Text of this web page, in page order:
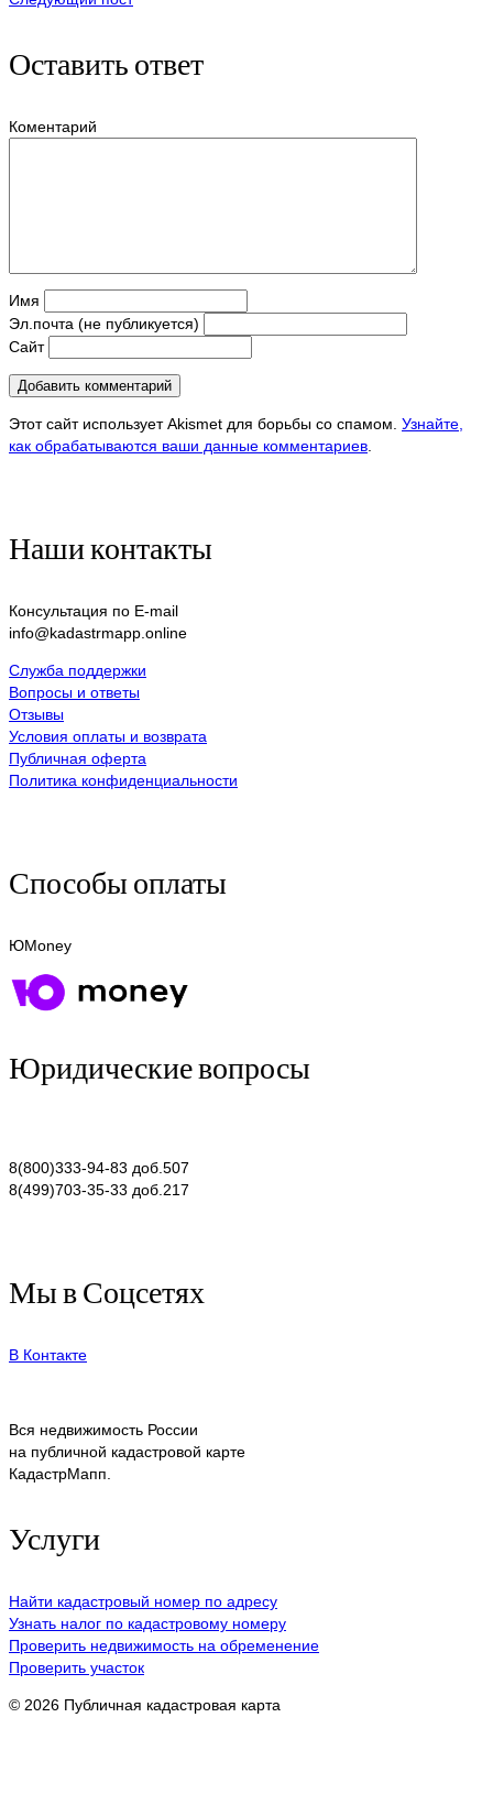
Оставить ответ
Коментарий
Имя
Эл.почта (не публикуется)
Сайт
Этот сайт использует Akismet для борьбы со спамом. Узнайте,
как обрабатываются ваши данные комментариев.
Наши контакты
Консультация по E-mail
info@kadastrmapp.online
Служба поддержки
Вопросы и ответы
Отзывы
Условия оплаты и возврата
Публичная оферта
Политика конфиденциальности
Способы оплаты
ЮMoney
Юридические вопросы
8(800)333-94-83 доб.507
8(499)703-35-33 доб.217
Мы в Соцсетях
В Контакте
Вся недвижимость России
на публичной кадастровой карте
КадастрМапп.
Услуги
Найти кадастровый номер по адресу
Узнать налог по кадастровому номеру
Проверить недвижимость на обременение
Проверить участок
© 2026 Публичная кадастровая карта